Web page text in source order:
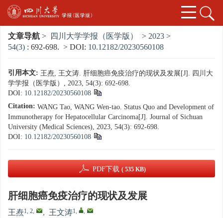
文章导航 > 四川大学学报（医学版） > 2023 >
54(3) : 692-698. > DOI: 10.12182/20230560108
引用本文: 王焘, 王文涛. 肝细胞癌免疫治疗的现状及发展[J]. 四川大
学学报（医学版）, 2023, 54(3): 692-698.
DOI: 10.12182/20230560108
Citation: WANG Tao, WANG Wen-tao. Status Quo and Development of
Immunotherapy for Hepatocellular Carcinoma[J]. Journal of Sichuan
University (Medical Sciences), 2023, 54(3): 692-698.
DOI: 10.12182/20230560108
PDF下载 ( 535 KB)
肝细胞癌免疫治疗的现状及发展
王焘1, 2, , 王文涛1, ,